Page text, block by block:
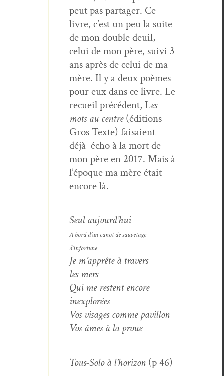
peut pas partager. Ce
livre, c’est un peu la suite
de mon dou­ble deuil,
celui de mon père, suivi 3
ans après de celui de ma
mère. Il y a deux poèmes
pour eux dans ce livre. Le
recueil précé­dent, Les
mots au cen­tre(édi­tions
Gros Texte) fai­saient
déjà écho à la mort de
mon père en 2017. Mais à
l’époque ma mère était
encore là.
Seul aujourd’hui
A bord d’un can­ot de sauve­tage
d’infortune
Je m’apprête à tra­vers
les mers
Qui me restent encore
inexplorées
Vos vis­ages comme pavillon
Vos âmes à la proue
Tous-Solo à l’horizon (p 46)